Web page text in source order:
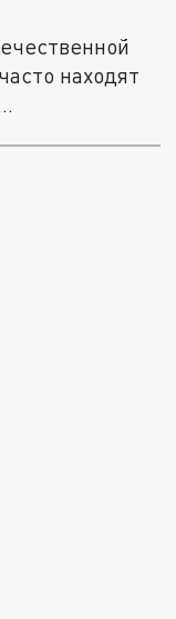
находят